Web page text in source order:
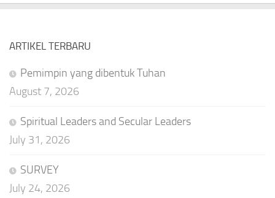
ARTIKEL TERBARU
Pemimpin yang dibentuk Tuhan
August 7, 2026
Spiritual Leaders and Secular Leaders
July 31, 2026
SURVEY
July 24, 2026